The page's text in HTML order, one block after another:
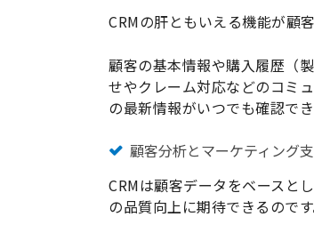
CRMの肝ともいえる機能が顧
顧客の基本情報や購入履歴（
せやクレーム対応などのコミ
の最新情報がいつでも確認でき
顧客分析とマーケティング
CRMは顧客データをベースと
の品質向上に期待できるのです